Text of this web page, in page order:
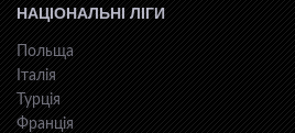
НАЦІОНАЛЬНІ ЛІГИ
Польща
Італія
Турція
Франція